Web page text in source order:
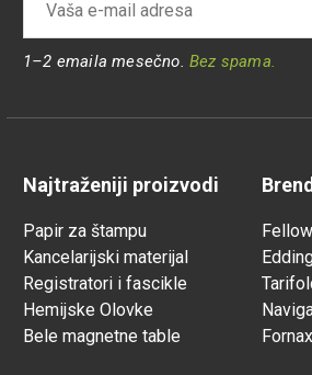
1–2 emaila mesečno. Bez spama.
Najtraženiji proizvodi
Papir za štampu
Kancelarijski materijal
Registratori i fascikle
Hemijske Olovke
Bele magnetne table
Fornax